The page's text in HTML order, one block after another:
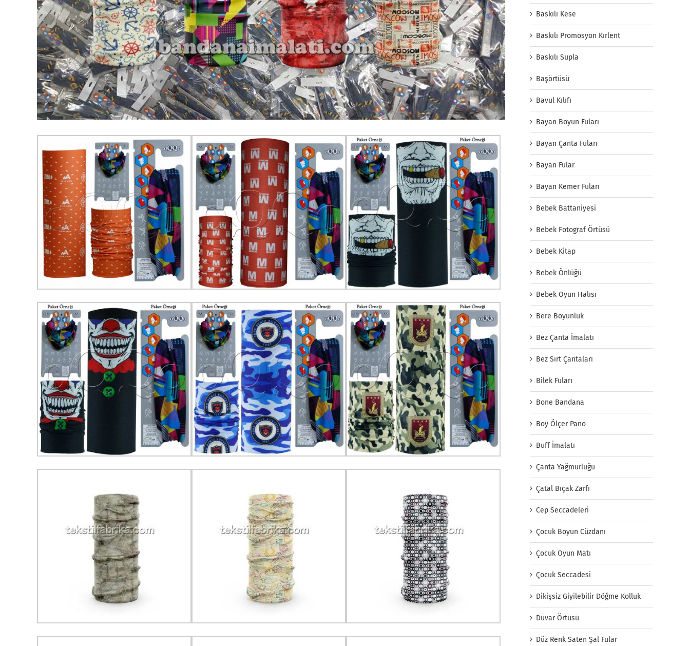
Baskılı Kese
Baskılı Promosyon Kırlent
Baskılı Supla
Başörtüsü
Bavul Kılıfı
Bayan Boyun Fuları
Bayan Çanta Fuları
Bayan Fular
Bayan Kemer Fuları
Bebek Battaniyesi
Bebek Fotograf Örtüsü
Bebek Kitap
Bebek Önlüğü
Bebek Oyun Halısı
Bere Boyunluk
Bez Çanta İmalatı
Bez Sırt Çantaları
Bilek Fuları
Bone Bandana
Boy Ölçer Pano
Buff İmalatı
Çanta Yağmurluğu
Çatal Bıçak Zarfı
Cep Seccadeleri
Çocuk Boyun Cüzdanı
Çocuk Oyun Matı
Çocuk Seccadesi
Dikişsiz Giyilebilir Döğme Kolluk
Duvar Örtüsü
Düz Renk Saten Şal Fular